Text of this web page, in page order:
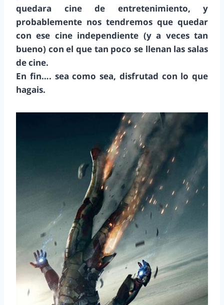
quedara cine de entretenimiento, y
probablemente nos tendremos que quedar
con ese cine independiente (y a veces tan
bueno) con el que tan poco se llenan las salas
de cine.
En fin…. sea como sea, disfrutad con lo que
hagais.